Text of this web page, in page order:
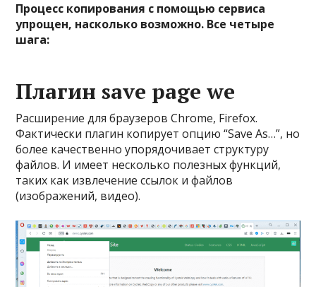
Процесс копирования с помощью сервиса
упрощен, насколько возможно. Все четыре
шага:
Плагин save page we
Расширение для браузеров Chrome, Firefox.
Фактически плагин копирует опцию “Save As…”, но
более качественно упорядочивает структуру
файлов. И имеет несколько полезных функций,
таких как извлечение ссылок и файлов
(изображений, видео).